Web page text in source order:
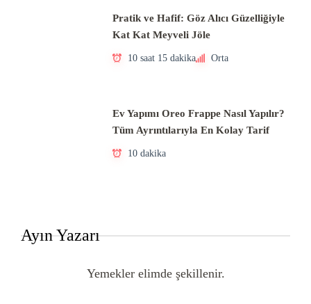
Pratik ve Hafif: Göz Alıcı Güzelliğiyle
Kat Kat Meyveli Jöle
10 saat 15 dakika Orta
Ev Yapımı Oreo Frappe Nasıl Yapılır?
Tüm Ayrıntılarıyla En Kolay Tarif
10 dakika
Ayın Yazarı
Yemekler elimde şekillenir.